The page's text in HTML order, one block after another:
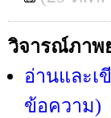
วิจารณ์ภาพ
อ่านและเ
ข้อความ)